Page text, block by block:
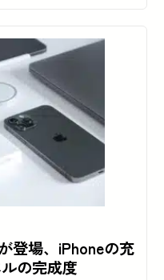
登場、iPhoneの充
の完成度